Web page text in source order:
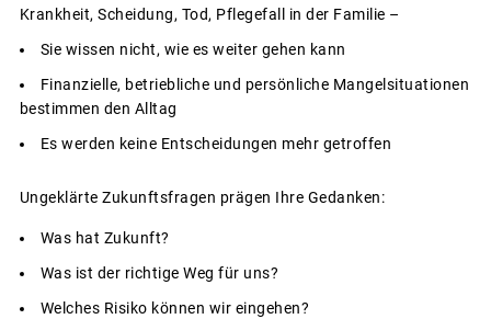
Krankheit, Scheidung, Tod, Pflegefall in der Familie –
Sie wissen nicht, wie es weiter gehen kann
Finanzielle, betriebliche und persönliche Mangelsituationen
bestimmen den Alltag
Es werden keine Entscheidungen mehr getroffen
Ungeklärte Zukunftsfragen prägen Ihre Gedanken:
Was hat Zukunft?
Was ist der richtige Weg für uns?
Welches Risiko können wir eingehen?